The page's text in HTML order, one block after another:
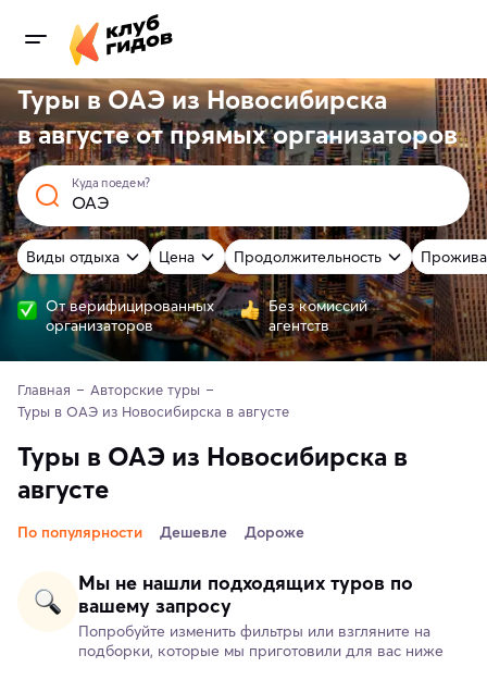
Туры в ОАЭ из Новосибирска
в августе отпрямыхорганизаторов
Куда поедем?
Виды отдыха Цена Продолжительность
От верифицированных
организаторов
Без комиссий
агентств
Главная
Авторские туры
Туры в ОАЭ из Новосибирска в августе
Туры в ОАЭ из Новосибирска в
августе
По популярности Дешевле Дороже
Мы не нашли подходящих туров по
вашему запросу
Попробуйте изменить фильтры или взгляните на
подборки, которые мы приготовили для вас ниже